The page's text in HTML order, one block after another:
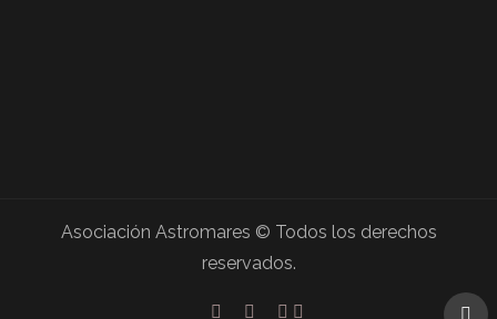
Asociación Astromares © Todos los derechos
reservados.